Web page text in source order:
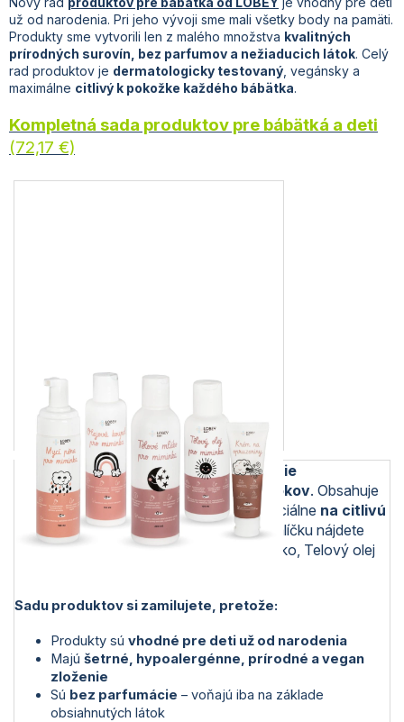
už od narodenia. Pri jeho vývoji sme mali všetky body na pamäti.
Produkty sme vytvorili len z malého množstva kvalitných
prírodných surovín, bez parfumov a nežiaducich látok. Celý
rad produktov je dermatologicky testovaný , vegánsky a
maximálne citlivý k pokožke každého bábätka.
Kompletná sada produktov pre bábätká a deti
(72,17 €)
Akčný balíček prinášakompletné riešenie
starostlivosti o bábätká a deti do 2 rokov. Obsahuje
kvalitné prírodné produkty navrhnuté špeciálne na citlivú
detskú pokožku už od narodenia
. V balíčku nájdete
Čistiacu penu, Olejový kúpeľ, Telové mlieko, Telový olej
Sadu produktov si zamilujete, pretože:
Produkty sú vhodné pre deti už od narodenia
Majú šetrné, hypoalergénne, prírodné a vegan
zloženie
Sú bez parfumácie – voňajú iba na základe
obsiahnutých látok